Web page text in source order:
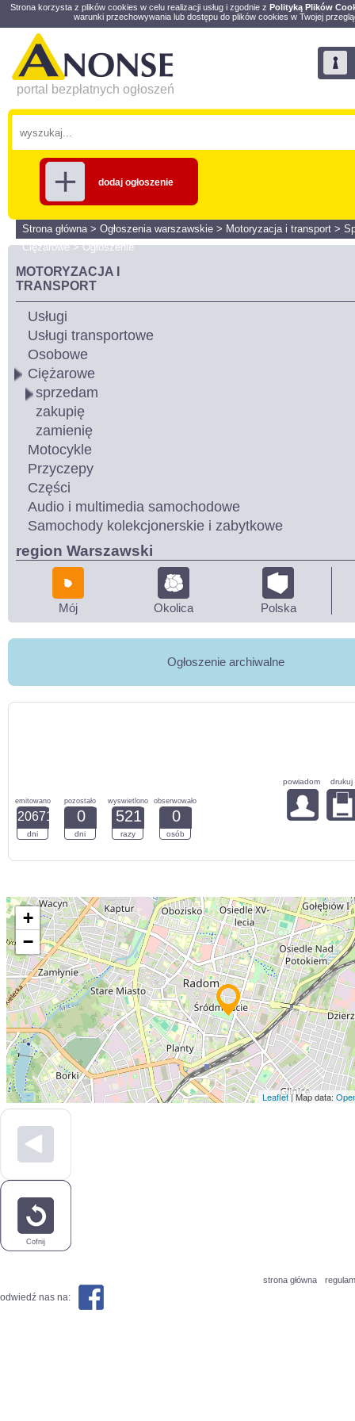
Strona korzysta z plików cookies w celu realizacji usług i zgodnie z Polityką Plików
warunki przechowywania lub dostępu do plików cookies w Twojej
portal bezpłatnych ogłoszeń
dodaj ogłoszenie
Strona główna> Ogłoszenia warszawskie > Motoryzacja i transport >
Ciężarowe>Ogłoszenie
MOTORYZACJA I
TRANSPORT
Usługi
Usługi transportowe
Osobowe
Ciężarowe
sprzedam
zakupię
zamienię
Motocykle
Przyczepy
Części
Audio i multimedia samochodowe
Samochody kolekcjonerskie i zabytkowe
region Warszawski
Mój Okolica Polska
Ogłoszenie archiwalne
emitowano
20671
dni
pozostało
0
dni
wyswietlono
521
razy
obserwowało
0
osób
powiadom drukuj
+
−
Leaflet| Map data:
Cofnij
strona główna
odwiedź nas na: